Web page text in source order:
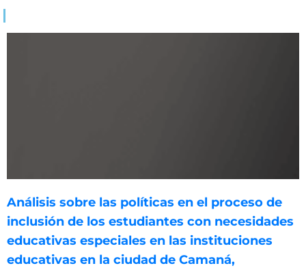
Análisis sobre las políticas en el proceso de
inclusión de los estudiantes con necesidades
educativas especiales en las instituciones
educativas en la ciudad de Camaná,